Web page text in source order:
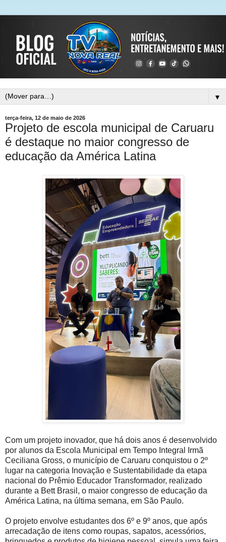
▼
terça-feira, 12 de maio de 2026
Projeto de escola municipal de Caruaru
é destaque no maior congresso de
educação da América Latina
Com um projeto inovador, que há dois anos é desenvolvido
por alunos da Escola Municipal em Tempo Integral Irmã
Ceciliana Gross, o município de Caruaru conquistou o 2º
lugar na categoria Inovação e Sustentabilidade da etapa
nacional do Prêmio Educador Transformador, realizado
durante a Bett Brasil, o maior congresso de educação da
América Latina, na última semana, em São Paulo.
O projeto envolve estudantes dos 6º e 9º anos, que após
arrecadação de itens como roupas, sapatos, acessórios,